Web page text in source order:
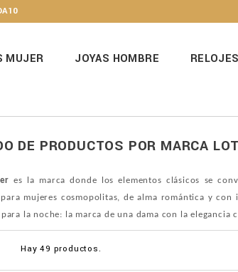
MUJER JOYAS HOMBRE RELOJES
DE PRODUCTOS POR MARCA
es la marca donde los elementos clásicos se
mujeres cosmopolitas, de alma romántica y
la noche: la marca de una dama con la elegancia
Hay 49 productos.